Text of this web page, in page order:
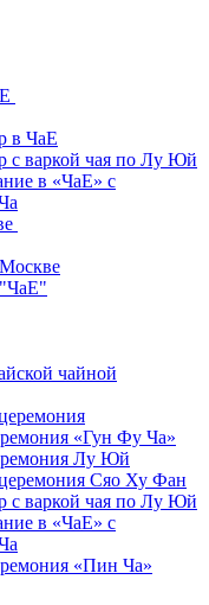
в ЧаЕ
с варкой чая по Лу Юй
в «ЧаЕ» с
чайной
«Гун Фу Ча»
Лу Юй
Сяо Ху Фан
с варкой чая по Лу Юй
в «ЧаЕ» с
«Пин Ча»